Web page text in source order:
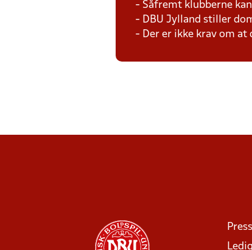
- Såfremt klubberne
- DBU Jylland stiller
- Der er ikke krav om